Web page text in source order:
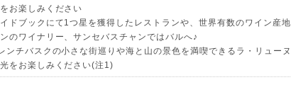
お楽しみください
ドブックにて1つ星を獲得したレストランや、世界有数のワイン産地
のワイナリー、サンセバスチャンではバルへ♪
ンチバスクの小さな街巡りや海と山の景色を満喫できるラ・リューヌ
をお楽しみください(注1)